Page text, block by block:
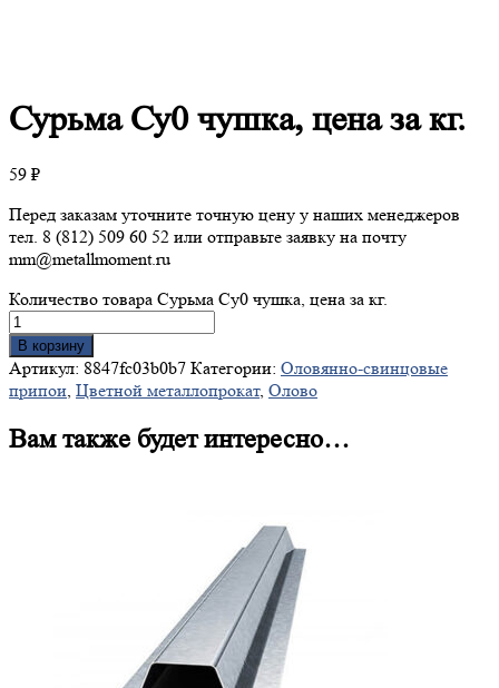
СурьмаСу0 чушка, цена за кг.
59 ₽
Перед заказам уточните точную цену у наших менеджеров
тел. 8 (812) 509 60 52 или отправьте заявку на почту
mm@metallmoment.ru
Количество товара Сурьма Су0 чушка, цена за кг.
В корзину
Артикул: 8847fc03b0b7 Категории: Оловяннo-свинцовые
припои, Цветной металлопрокат, Олово
Вам также будет интересно…